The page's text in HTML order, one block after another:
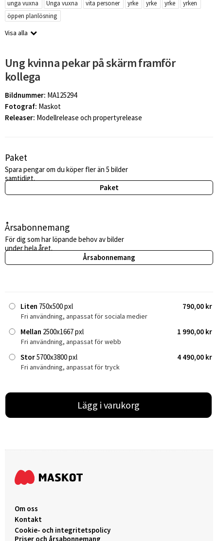
unga vuxna
Unga vuxna vita personer yrke yrke yrke
yrken
öppen planlösning
Visa alla
Ung kvinna pekar på skärm framför
kollega
Bildnummer: MA125294
Fotograf: Maskot
Releaser: Modellrelease och propertyrelease
Paket
Spara pengar om du köper fler än 5 bilder
samtidigt.
Paket
Årsabonnemang
För dig som har löpande behov av bilder
under hela året.
Årsabonnemang
Liten 750x500 pxl 790,00 kr
Fri användning, anpassat för sociala medier
Mellan 2500x1667 pxl 1 990,00 kr
Fri användning, anpassat för webb
Stor5700x3800 pxl 4 490,00 kr
Fri användning, anpassat för tryck
Lägg i varukorg
Om oss
Kontakt
Cookie- och integritetspolicy
Priser och årsabonnemang